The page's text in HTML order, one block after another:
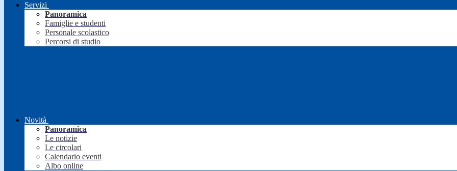
Servizi
Panoramica
Famiglie e studenti
Personale scolastico
Percorsi di studio
Novità
Panoramica
Le notizie
Le circolari
Calendario eventi
Albo online